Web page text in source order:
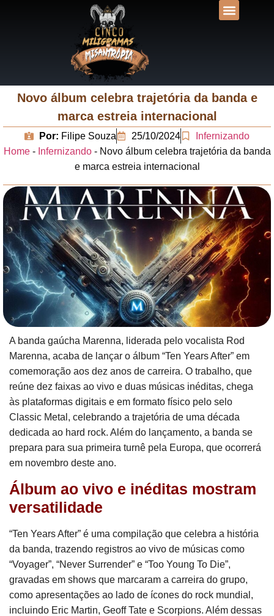
Novo álbum celebra trajetória da banda e
marca estreia internacional
Por: Filipe Souza 25/10/2024
Infernizando
Home- Infernizando- Novo álbum celebra trajetória da banda
e marca estreia internacional
A banda gaúcha Marenna, liderada pelo vocalista Rod
Marenna, acaba de lançar o álbum “Ten Years After” em
comemoração aos dez anos de carreira. O trabalho, que
reúne dez faixas ao vivo e duas músicas inéditas, chega
às plataformas digitais e em formato físico pelo selo
Classic Metal, celebrando a trajetória de uma década
dedicada ao hard rock. Além do lançamento, a banda se
prepara para sua primeira turnê pela Europa, que ocorrerá
em novembro deste ano.
Álbum ao vivo e inéditas mostram
versatilidade
“Ten Years After” é uma compilação que celebra a história
da banda, trazendo registros ao vivo de músicas como
“Voyager”, “Never Surrender” e “Too Young To Die”,
gravadas em shows que marcaram a carreira do grupo,
como apresentações ao lado de ícones do rock mundial,
incluindo Eric Martin, Geoff Tate e Scorpions. Além dessas